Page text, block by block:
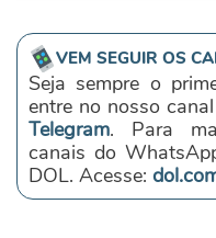
VEM SEGUIR OS
Seja sempre o
entre no nosso
Telegram. Para
canais do
DOL. Acesse: